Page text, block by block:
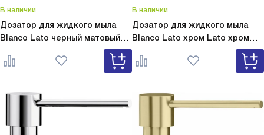
В наличии
Дозатор для жидкого мыла
Blanco Lato черный матовый
Lato черный матовый 525789
В наличии
Дозатор для жидкого мыла
Blanco Lato хром Lato хром